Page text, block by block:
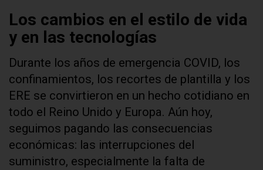
Los cambios en el estilo de vida
y en las tecnologías
Durante los años de emergencia COVID, los
confinamientos, los recortes de plantilla y los
ERE se convirtieron en un hecho cotidiano en
todo el Reino Unido y Europa. Aún hoy,
seguimos pagando las consecuencias
económicas: las interrupciones del
suministro, especialmente la falta de